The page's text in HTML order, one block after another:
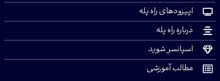
اپیزودهای راه پله
درباره راه پله
اسپانسر شوید
مطالب آموزشی